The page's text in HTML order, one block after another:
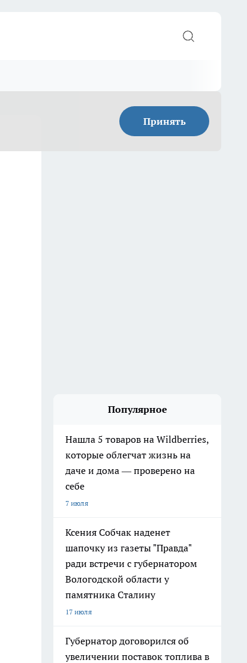
Принять
Популярное
Нашла 5 товаров на Wildberries,
которые облегчат жизнь на
даче и дома — проверено на
себе
7 июля
Ксения Собчак наденет
шапочку из газеты "Правда"
ради встречи с губернатором
Вологодской области у
памятника Сталину
17 июля
Губернатор договорился об
увеличении поставок топлива в